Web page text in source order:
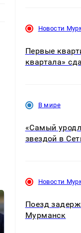
Новости
Первые
квартала»
В мире
«Самый
звездой в
Новости
Поезд
Мурманск